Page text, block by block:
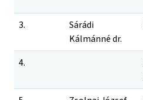
3.
Sárádi
Kálmánné dr.
4.